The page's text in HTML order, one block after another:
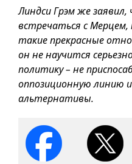
Линдси Грэм же
встречаться с
такие прекрасные
он не научится
политику – не
оппозиционную линию
альтернативы.